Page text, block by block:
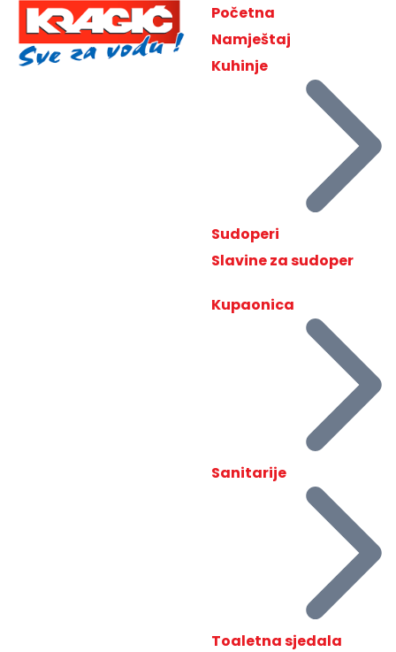
Početna
Namještaj
Kuhinje
Sudoperi
Slavine za sudoper
Kupaonica
Sanitarije
Toaletna sjedala